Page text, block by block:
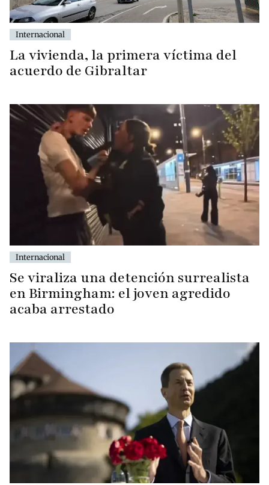
Internacional
La vivienda, la primera víctima del
acuerdo de Gibraltar
Internacional
Se viraliza una detención surrealista
en Birmingham: el joven agredido
acaba arrestado